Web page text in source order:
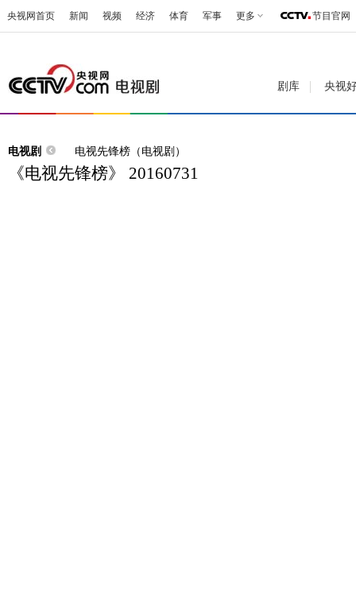
央视网首页 新闻 视频 经济 体育 军事 更多 节目官网
剧库 央视
电视剧 电视先锋榜（电视剧）
《电视先锋榜》 20160731